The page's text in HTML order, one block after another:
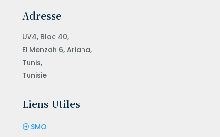
Adresse
UV4, Bloc 40,
El Menzah 6, Ariana,
Tunis,
Tunisie
Liens Utiles
SMO